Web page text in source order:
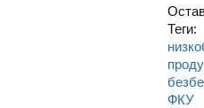
Теги:
ФКУ